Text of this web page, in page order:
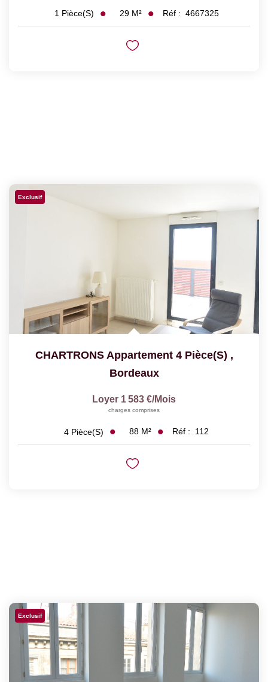
1 Pièce(s) 29 M² Réf : 4667325
Exclusif
CHARTRONS Appartement 4 Pièce(s) ,
Bordeaux
Loyer 1 583 €/mois
charges comprises
4 Pièce(s) 88 M² Réf : 112
Exclusif